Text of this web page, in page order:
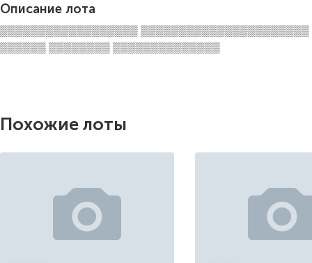
Описание лота
▒▒▒▒▒▒▒▒▒▒▒▒▒▒▒▒▒▒ ▒▒▒▒▒▒▒▒▒▒▒▒▒▒▒▒▒▒▒▒▒▒
▒▒▒▒▒▒ ▒▒▒▒▒▒▒▒ ▒▒▒▒▒▒▒▒▒▒▒▒▒▒
Похожие лоты